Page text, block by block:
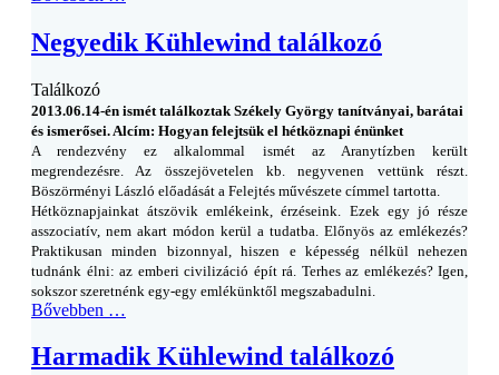
Negyedik Kühlewind találkozó
Találkozó
2013.06.14-én ismét találkoztak Székely György tanítványai, barátai
és ismerősei. Alcím: Hogyan felejtsük el hétköznapi énünket
A rendezvény ez alkalommal ismét az Aranytízben került
megrendezésre. Az összejövetelen kb. negyvenen vettünk részt.
Böszörményi László előadását a Felejtés művészete címmel tartotta.
Hétköznapjainkat átszövik emlékeink, érzéseink. Ezek egy jó része
asszociatív, nem akart módon kerül a tudatba. Előnyös az emlékezés?
Praktikusan minden bizonnyal, hiszen e képesség nélkül nehezen
tudnánk élni: az emberi civilizáció épít rá. Terhes az emlékezés? Igen,
sokszor szeretnénk egy-egy emlékünktől megszabadulni.
Bővebben …
Harmadik Kühlewind találkozó